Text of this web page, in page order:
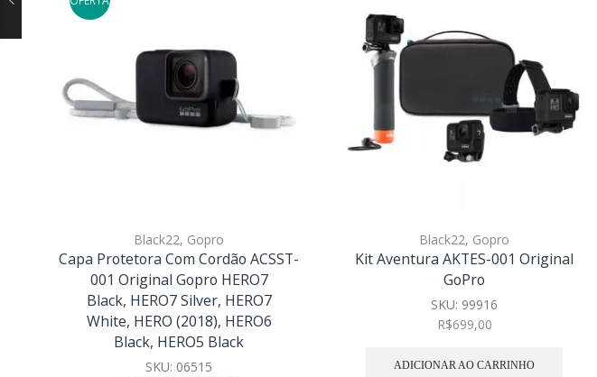
Black22, Gopro
Capa Protetora Com Cordão ACSST-
001 Original Gopro HERO7
Black, HERO7 Silver, HERO7
White, HERO (2018), HERO6
Black, HERO5 Black
SKU: 06515
Black22, Gopro
Kit Aventura AKTES-001 Original
GoPro
SKU: 99916
R$699,00
ADICIONAR AO CARRINHO